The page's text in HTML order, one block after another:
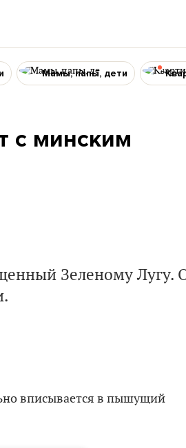
Мамы, папы, дети
с минским
Зеленому Лугу.
вписывается в пышущий